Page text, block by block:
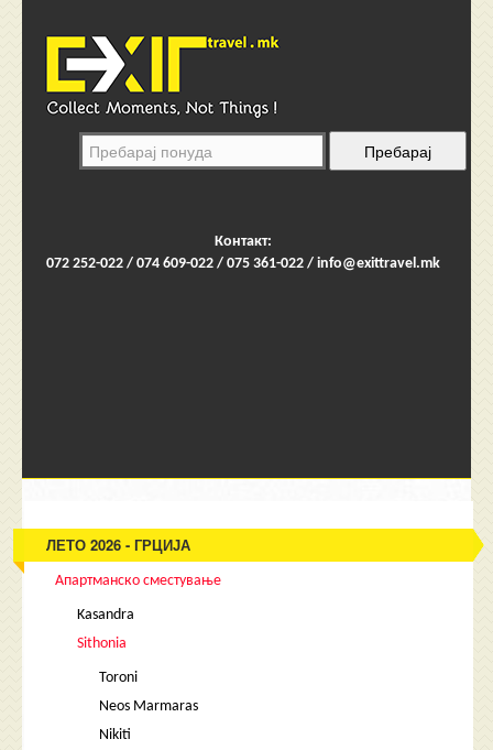
Контакт:
072 252-022 / 074 609-022 / 075 361-022 / info@exittravel.mk
ЛЕТО 2026 - ГРЦИЈА
Апартманско сместување
Kasandra
Sithonia
Toroni
Neos Marmaras
Nikiti